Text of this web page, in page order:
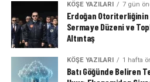
KÖŞE YAZILARI 7 gün
Erdoğan Otoriterliğinin
Sermaye Düzeni ve
Altıntaş
KÖŞE YAZILARI 1 hafta
Batı Göğünde Beliren